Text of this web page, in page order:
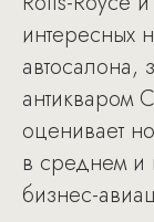
интересных
автосалона,
антикваром
оценивает
в среднем и
бизнес-